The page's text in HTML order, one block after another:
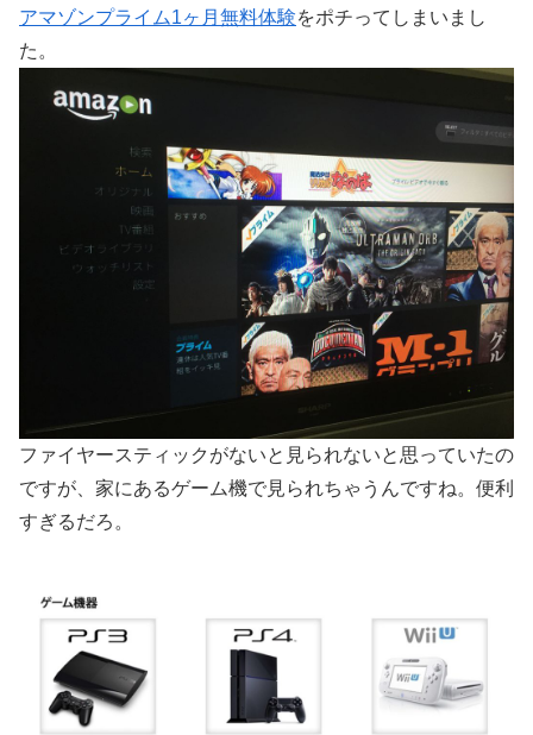
アマゾンプライム1ヶ月無料体験をポチってしまいまし
た。
ファイヤースティックがないと見られないと思っていたの
ですが、家にあるゲーム機で見られちゃうんですね。便利
すぎるだろ。